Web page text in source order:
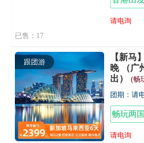
请电询
已售：17
跟团游
【新马
晚 （广
出）
(畅
团期：请
畅玩两国
请电询